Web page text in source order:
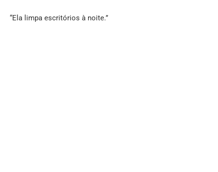
“Ela limpa escritórios à noite.”